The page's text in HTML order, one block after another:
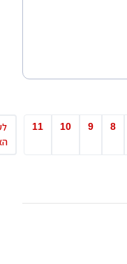
9
10
11
לעמוד